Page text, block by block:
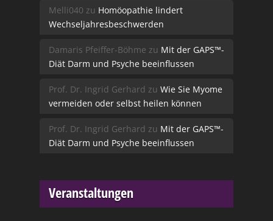
Melli040 zu Homöopathie lindert
Wechseljahresbeschwerden
Damaris Pfeiffer-Böhme zu Mit der GAPS™-
Diät Darm und Psyche beeinflussen
Prof. Dr. Ingrid Gerhard zu Wie Sie Myome
vermeiden oder selbst heilen können
Prof. Dr. Ingrid Gerhard zu Mit der GAPS™-
Diät Darm und Psyche beeinflussen
Veranstaltungen